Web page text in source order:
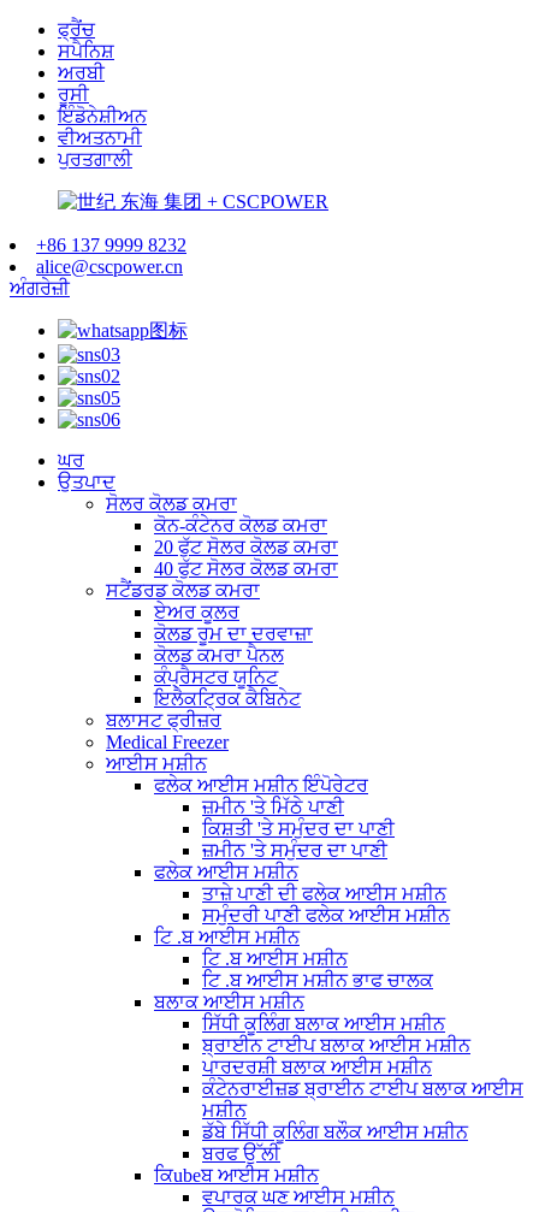
ਫ੍ਰੈਂਚ
ਸਪੈਨਿਸ਼
ਅਰਬੀ
ਰੂਸੀ
ਇੰਡੋਨੇਸ਼ੀਅਨ
ਵੀਅਤਨਾਮੀ
ਪੁਰਤਗਾਲੀ
+86 137 9999 8232
alice@cscpower.cn
ਅੰਗਰੇਜ਼ੀ
ਘਰ
ਉਤਪਾਦ
ਸੋਲਰ ਕੋਲਡ ਕਮਰਾ
ਕੋਨ-ਕੰਟੇਨਰ ਕੋਲਡ ਕਮਰਾ
20 ਫੁੱਟ ਸੋਲਰ ਕੋਲਡ ਕਮਰਾ
40 ਫੁੱਟ ਸੋਲਰ ਕੋਲਡ ਕਮਰਾ
ਸਟੈਂਡਰਡ ਕੋਲਡ ਕਮਰਾ
ਏਅਰ ਕੂਲਰ
ਕੋਲਡ ਰੂਮ ਦਾ ਦਰਵਾਜ਼ਾ
ਕੋਲਡ ਕਮਰਾ ਪੈਨਲ
ਕੰਪ੍ਰੈਸਟਰ ਯੂਨਿਟ
ਇਲੈਕਟ੍ਰਿਕ ਕੈਬਿਨੇਟ
ਬਲਾਸਟ ਫ੍ਰੀਜ਼ਰ
Medical Freezer
ਆਈਸ ਮਸ਼ੀਨ
ਫਲੇਕ ਆਈਸ ਮਸ਼ੀਨ ਇੰਪੋਰੇਟਰ
ਜ਼ਮੀਨ 'ਤੇ ਮਿੱਠੇ ਪਾਣੀ
ਕਿਸ਼ਤੀ 'ਤੇ ਸਮੁੰਦਰ ਦਾ ਪਾਣੀ
ਜ਼ਮੀਨ 'ਤੇ ਸਮੁੰਦਰ ਦਾ ਪਾਣੀ
ਫਲੇਕ ਆਈਸ ਮਸ਼ੀਨ
ਤਾਜ਼ੇ ਪਾਣੀ ਦੀ ਫਲੇਕ ਆਈਸ ਮਸ਼ੀਨ
ਸਮੁੰਦਰੀ ਪਾਣੀ ਫਲੇਕ ਆਈਸ ਮਸ਼ੀਨ
ਟਿ .ਬ ਆਈਸ ਮਸ਼ੀਨ
ਟਿ .ਬ ਆਈਸ ਮਸ਼ੀਨ
ਟਿ .ਬ ਆਈਸ ਮਸ਼ੀਨ ਭਾਫ ਚਾਲਕ
ਬਲਾਕ ਆਈਸ ਮਸ਼ੀਨ
ਸਿੱਧੀ ਕੂਲਿੰਗ ਬਲਾਕ ਆਈਸ ਮਸ਼ੀਨ
ਬ੍ਰਾਈਨ ਟਾਈਪ ਬਲਾਕ ਆਈਸ ਮਸ਼ੀਨ
ਪਾਰਦਰਸ਼ੀ ਬਲਾਕ ਆਈਸ ਮਸ਼ੀਨ
ਕੰਟੇਨਰਾਈਜ਼ਡ ਬ੍ਰਾਈਨ ਟਾਈਪ ਬਲਾਕ ਆਈਸ
ਮਸ਼ੀਨ
ਡੱਬੇ ਸਿੱਧੀ ਕੂਲਿੰਗ ਬਲੌਕ ਆਈਸ ਮਸ਼ੀਨ
ਬਰਫ ਉੱਲੀ
ਕਿubeਬ ਆਈਸ ਮਸ਼ੀਨ
ਵਪਾਰਕ ਘਣ ਆਈਸ ਮਸ਼ੀਨ